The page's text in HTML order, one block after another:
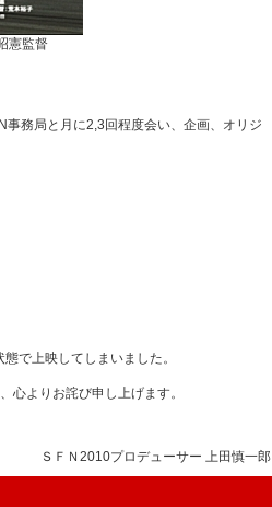
憲監督
務局と月に2,3回程度会い、企画、オリジ
で上映してしまいました。
心よりお詫び申し上げます。
ＳＦＮ2010プロデューサー 上田慎一郎